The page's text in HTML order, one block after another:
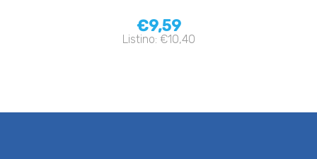
€9,59
Listino: €10,40